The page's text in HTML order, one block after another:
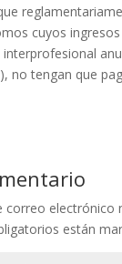
cuyos
no tengan que
correo electrónico
están